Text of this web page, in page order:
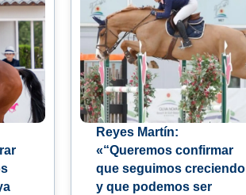
Reyes Martín:
«“Queremos confirmar
que seguimos creciendo
y que podemos ser